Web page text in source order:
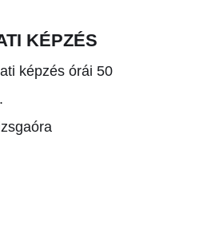
KÉPZÉS
képzés órái 50